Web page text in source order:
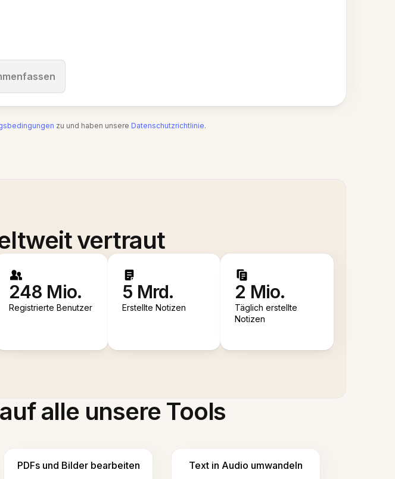
zu und haben unsere Datenschutzrichtlinie.
vertraut
248 Mio.
Registrierte Benutzer
5 Mrd.
Erstellte Notizen
2 Mio.
Täglich erstellte
Notizen
alle unsere Tools
PDFs und Bilder bearbeiten Text in Audio umwandeln